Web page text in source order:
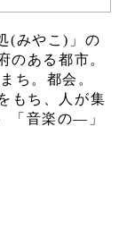
(みやこ)」の
ある都市。
ち。都会。
もち、人が集
「音楽の―」